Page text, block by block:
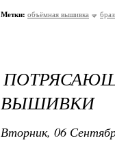
Метки: объёмная вышивка
ВЫШИВКИ
Вторник, 06